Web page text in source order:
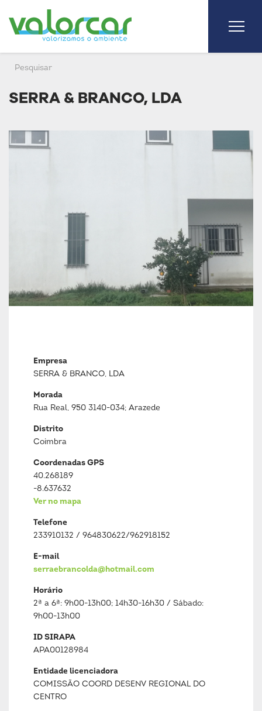
SERRA & BRANCO, LDA
Empresa
SERRA & BRANCO, LDA
Morada
Rua Real, 950 3140-034; Arazede
Distrito
Coimbra
Coordenadas GPS
40.268189
-8.637632
Ver no mapa
Telefone
233910132 / 964830622/962918152
E-mail
serraebrancolda@hotmail.com
Horário
2ª a 6ª: 9h00-13h00; 14h30-16h30 / Sábado:
9h00-13h00
ID SIRAPA
APA00128984
Entidade licenciadora
COMISSÃO COORD DESENV REGIONAL DO
CENTRO